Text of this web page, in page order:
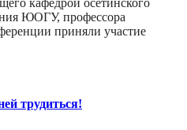
кафедрой осетинского
ЮОГУ, профессора
приняли участие
трудиться!